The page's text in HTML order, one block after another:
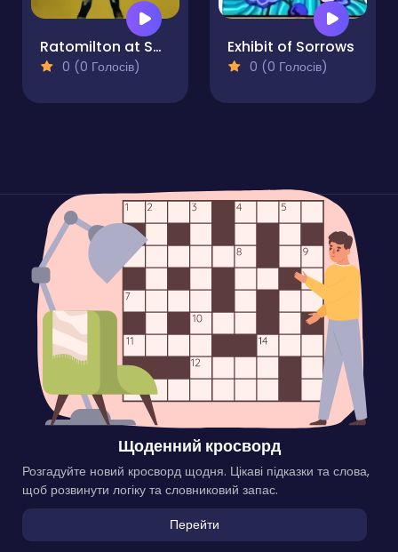
Ratomilton at Squid Game Backrooms
0 (0 Голосів)
Exhibit of Sorrows
0 (0 Голосів)
Щоденний кросворд
Розгадуйте новий кросворд щодня. Цікаві підказки та слова,
щоб розвинути логіку та словниковий запас.
Перейти